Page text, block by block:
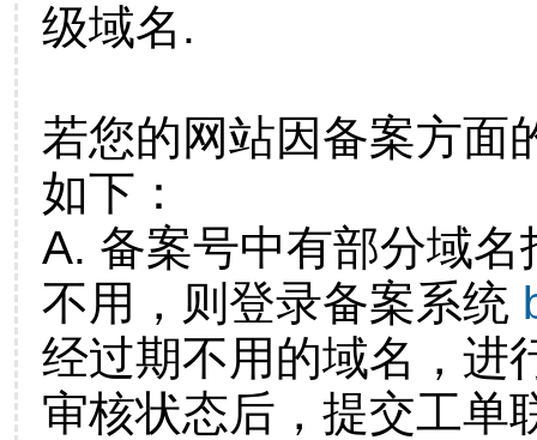
级域名.
若您的网站因备案方面
如下：
A. 备案号中有部分域
不用，则登录备案系统
经过期不用的域名，进
审核状态后，提交工单